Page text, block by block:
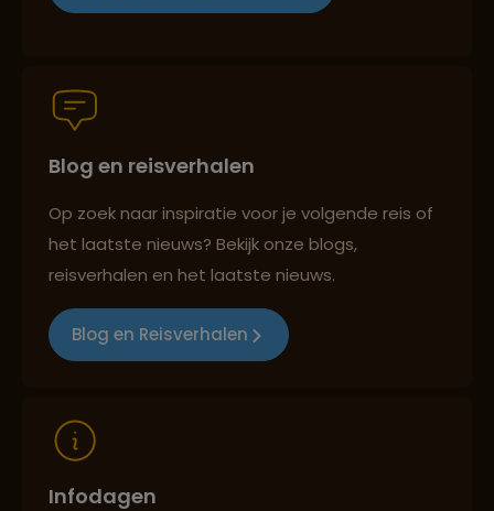
Persoonlijk en deskundig reisadvies
Best beoordeelde reisroutes
Blog en reisverhalen
Op zoek naar inspiratie voor je volgende reis of
het laatste nieuws? Bekijk onze blogs,
reisverhalen en het laatste nieuws.
Blog en Reisverhalen
Infodagen